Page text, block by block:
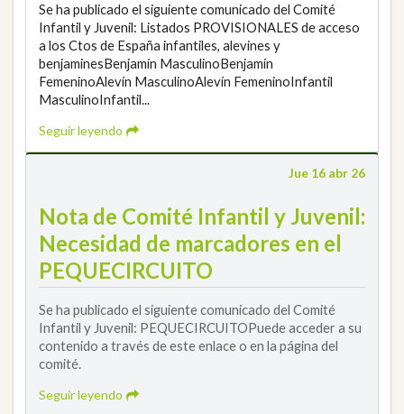
Se ha publicado el siguiente comunicado del Comité
Infantil y Juvenil: Listados PROVISIONALES de acceso
a los Ctos de España infantiles, alevines y
benjaminesBenjamín MasculinoBenjamín
FemeninoAlevín MasculinoAlevín FemeninoInfantil
MasculinoInfantil...
Seguir leyendo
Jue 16 abr 26
Nota de Comité Infantil y Juvenil:
Necesidad de marcadores en el
PEQUECIRCUITO
Se ha publicado el siguiente comunicado del Comité
Infantil y Juvenil: PEQUECIRCUITOPuede acceder a su
contenido a través de este enlace o en la página del
comité.
Seguir leyendo